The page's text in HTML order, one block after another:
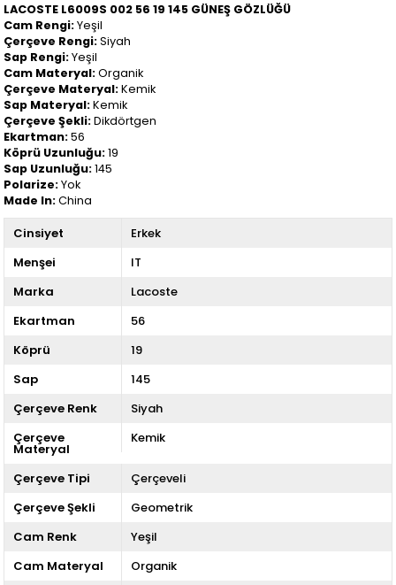
LACOSTE L6009S 002 56 19 145 GÜNEŞ GÖZLÜĞÜ
Cam Rengi:Yeşil
Çerçeve Rengi:Siyah
Sap Rengi:Yeşil
Cam Materyal:Organik
Çerçeve Materyal:Kemik
Sap Materyal:Kemik
Çerçeve Şekli:Dikdörtgen
Ekartman:56
Köprü Uzunluğu:19
Sap Uzunluğu:145
Polarize:Yok
Made In:China
Cinsiyet
Erkek
Menşei
IT
Marka
Lacoste
Ekartman
56
Köprü
19
Sap
145
Çerçeve Renk
Siyah
Çerçeve
Materyal
Kemik
Çerçeve Tipi
Çerçeveli
Çerçeve Şekli
Geometrik
Cam Renk
Yeşil
Cam Materyal
Organik